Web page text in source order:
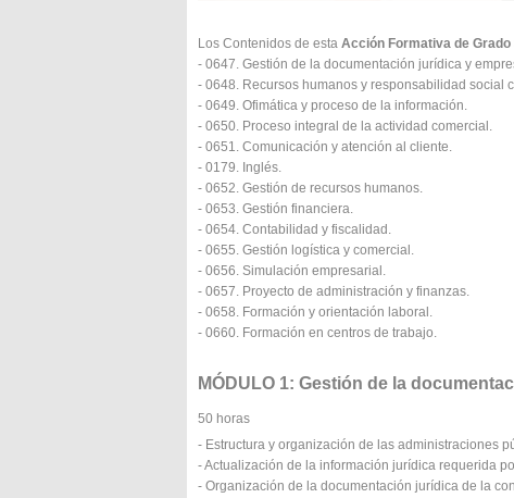
Los Contenidos de esta Acción Formativa de
- 0647. Gestión de la documentación jurídica y
- 0648. Recursos humanos y responsabilidad social
- 0649. Ofimática y proceso de la información.
- 0650. Proceso integral de la actividad comercial.
- 0651. Comunicación y atención al cliente.
- 0179. Inglés.
- 0652. Gestión de recursos humanos.
- 0653. Gestión financiera.
- 0654. Contabilidad y fiscalidad.
- 0655. Gestión logística y comercial.
- 0656. Simulación empresarial.
- 0657. Proyecto de administración y finanzas.
- 0658. Formación y orientación laboral.
- 0660. Formación en centros de trabajo.
MÓDULO 1: Gestión de la
50 horas
- Estructura y organización de las administraciones
- Actualización de la información jurídica requerida
- Organización de la documentación jurídica de la